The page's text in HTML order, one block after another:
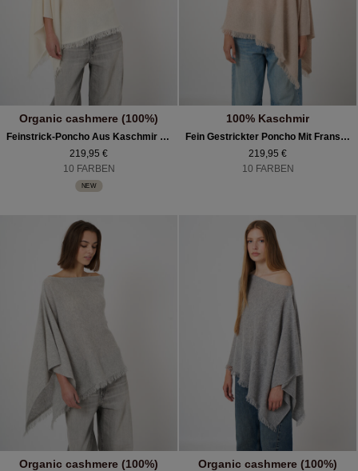
Organic cashmere (100%)
Feinstrick-Poncho Aus Kaschmir Mit Fransen
219,95 €
10 FARBEN
NEW
100% Kaschmir
Fein Gestrickter Poncho Mit Fransen Aus Bio-Kaschmir
219,95 €
10 FARBEN
Organic cashmere (100%) Organic cashmere (100%)